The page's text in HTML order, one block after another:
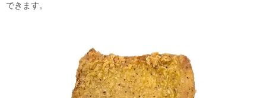
できます。